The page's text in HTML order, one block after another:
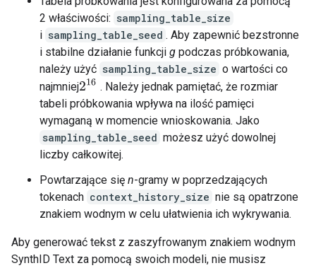
2 właściwości: sampling_table_size
i sampling_table_seed . Aby zapewnić bezstronne
i stabilne działanie funkcji g podczas próbkowania,
należy użyć sampling_table_size o wartości co
najmniej216 . Należy jednak pamiętać, że rozmiar
tabeli próbkowania wpływa na ilość pamięci
wymaganą w momencie wnioskowania. Jako
sampling_table_seed możesz użyć dowolnej
liczby całkowitej.
Powtarzające się n-gramy w poprzedzających
tokenach context_history_size nie są opatrzone
znakiem wodnym w celu ułatwienia ich wykrywania.
Aby generować tekst z zaszyfrowanym znakiem wodnym
SynthID Text za pomocą swoich modeli, nie musisz